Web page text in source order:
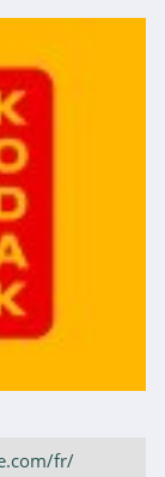
4.9
Store
4.2
fr/